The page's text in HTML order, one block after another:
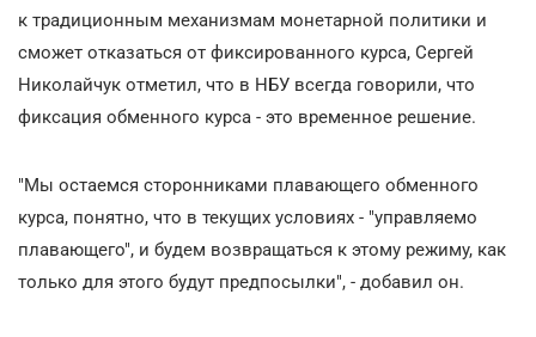
к традиционным механизмам монетарной политики и
сможет отказаться от фиксированного курса, Сергей
Николайчук отметил, что в НБУ всегда говорили, что
фиксация обменного курса - это временное решение.
"Мы остаемся сторонниками плавающего обменного
курса, понятно, что в текущих условиях - "управляемо
плавающего", и будем возвращаться к этому режиму, как
только для этого будут предпосылки", - добавил он.